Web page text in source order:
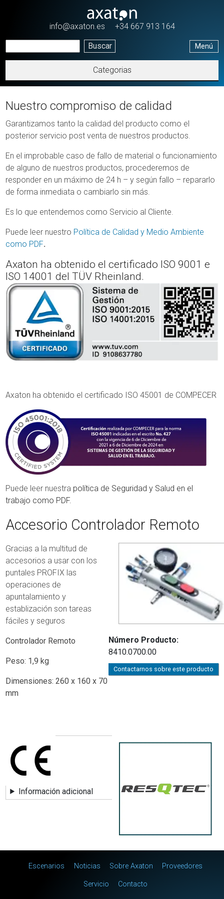
info@axaton.es +34 667 913 164
Menú
Categorias
Nuestro compromiso de calidad
Garantizamos tanto la calidad del producto como el
posterior servicio post venta de nuestros productos.
En el improbable caso de fallo de material o funcionamiento
de alguno de nuestros productos, procederemos de
responder en un máximo de 24 h – y según fallo – repararlo
de forma inmediata o cambiarlo sin más.
Es lo que entendemos como Servicio al Cliente.
Puede leer nuestro Política de Calidad y Medio Ambiente
como PDF.
Axaton ha obtenido el certificado ISO 9001 e
ISO 14001 del TÜV Rheinland.
Axaton ha obtenido el certificado ISO 45001 de COMPECER
Puede leer nuestra política de Seguridad y Salud en el
trabajo como PDF.
Accesorio Controlador Remoto
Número Producto
8410.0700.00
Contactarnos sobre este producto
Gracias a la multitud de
accesorios a usar con los
puntales PROFIX las
operaciones de
apuntalamiento y
establización son tareas
fáciles y seguros
Controlador Remoto
Peso: 1,9 kg
Dimensiones: 260 x 160 x 70
mm
Información adicional
Main menu
Escenarios Noticias Sobre Axaton Proveedores
Servicio Contacto